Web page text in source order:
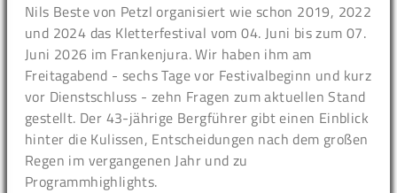
Nils Beste von Petzl organisiert wie schon 2019, 2022
und 2024 das Kletterfestival vom 04. Juni bis zum 07.
Juni 2026 im Frankenjura. Wir haben ihm am
Freitagabend - sechs Tage vor Festivalbeginn und kurz
vor Dienstschluss - zehn Fragen zum aktuellen Stand
gestellt. Der 43-jährige Bergführer gibt einen Einblick
hinter die Kulissen, Entscheidungen nach dem großen
Regen im vergangenen Jahr und zu
Programmhighlights.